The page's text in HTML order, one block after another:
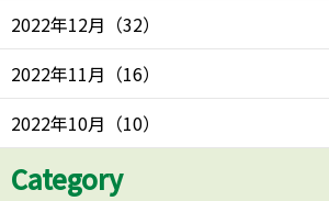
2022年12月 （32）
2022年11月 （16）
2022年10月 （10）
Category